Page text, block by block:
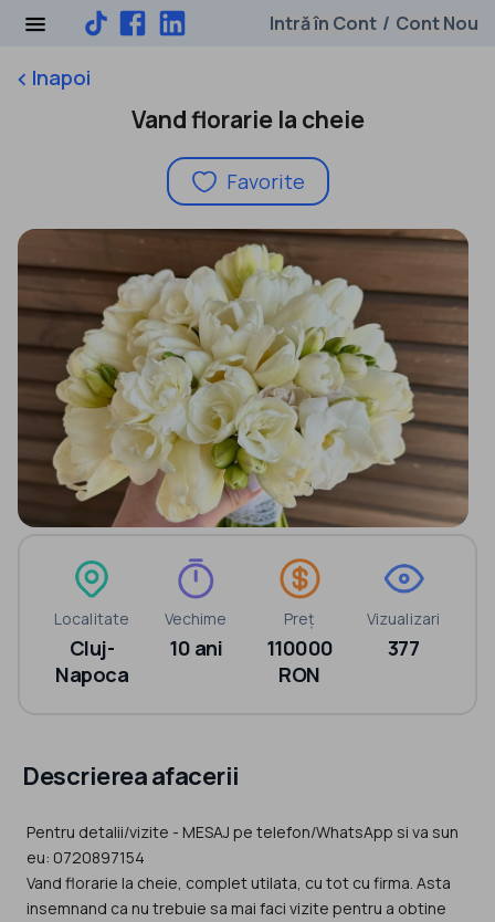
Intră în Cont / Cont Nou
keyboard_arrow_leftInapoi
Vand florarie la cheie
Favorite
Localitate
Cluj-
Napoca
Vechime
10 ani
Preț
110000
RON
Vizualizari
377
Descrierea afacerii
Pentru detalii/vizite - MESAJ pe telefon/WhatsApp si va sun
eu: 0720897154
Vand florarie la cheie, complet utilata, cu tot cu firma. Asta
insemnand ca nu trebuie sa mai faci vizite pentru a obtine